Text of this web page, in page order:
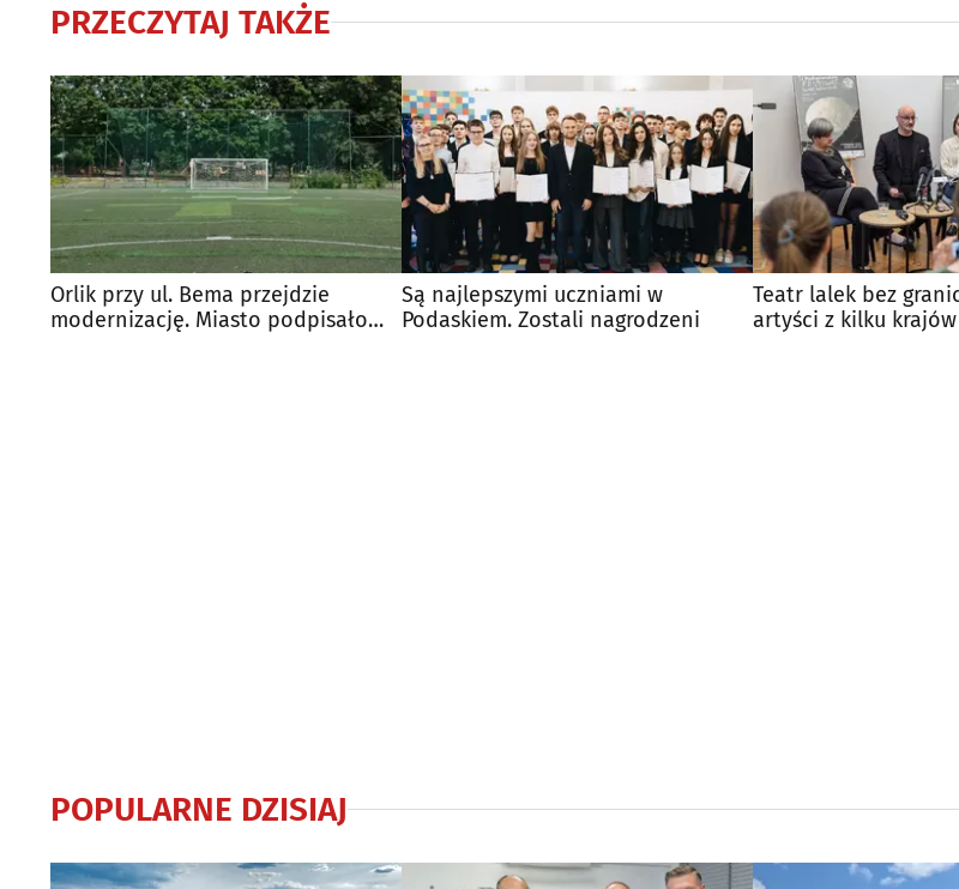
PRZECZYTAJ TAKŻE
Orlik przy ul. Bema przejdzie
modernizację. Miasto podpisało
Są najlepszymi uczniami w
Podaskiem. Zostali nagrodzeni
Teatr lalek bez
artyści z kilku
POPULARNE DZISIAJ